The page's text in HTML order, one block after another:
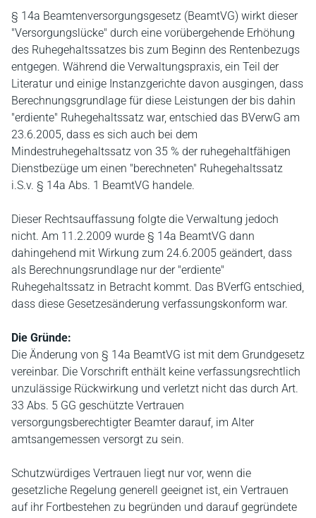
§ 14a Beamtenversorgungsgesetz (BeamtVG) wirkt dieser
"Versorgungslücke" durch eine vorübergehende Erhöhung
des Ruhegehaltssatzes bis zum Beginn des Rentenbezugs
entgegen. Während die Verwaltungspraxis, ein Teil der
Literatur und einige Instanzgerichte davon ausgingen, dass
Berechnungsgrundlage für diese Leistungen der bis dahin
"erdiente" Ruhegehaltssatz war, entschied das BVerwG am
23.6.2005, dass es sich auch bei dem
Mindestruhegehaltssatz von 35 % der ruhegehaltfähigen
Dienstbezüge um einen "berechneten" Ruhegehaltssatz
i.S.v. § 14a Abs. 1 BeamtVG handele.
Dieser Rechtsauffassung folgte die Verwaltung jedoch
nicht. Am 11.2.2009 wurde § 14a BeamtVG dann
dahingehend mit Wirkung zum 24.6.2005 geändert, dass
als Berechnungsrundlage nur der "erdiente"
Ruhegehaltssatz in Betracht kommt. Das BVerfG entschied,
dass diese Gesetzesänderung verfassungskonform war.
Die Gründe:
Die Änderung von § 14a BeamtVG ist mit dem Grundgesetz
vereinbar. Die Vorschrift enthält keine verfassungsrechtlich
unzulässige Rückwirkung und verletzt nicht das durch Art.
33 Abs. 5 GG geschützte Vertrauen
versorgungsberechtigter Beamter darauf, im Alter
amtsangemessen versorgt zu sein.
Schutzwürdiges Vertrauen liegt nur vor, wenn die
gesetzliche Regelung generell geeignet ist, ein Vertrauen
auf ihr Fortbestehen zu begründen und darauf gegründete